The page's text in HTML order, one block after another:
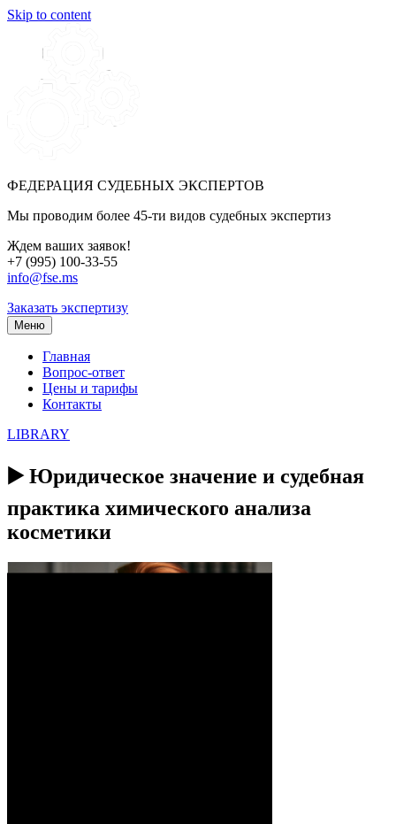
Skip to content
ФЕДЕРАЦИЯ СУДЕБНЫХ ЭКСПЕРТОВ
Мы проводим более 45-ти видов судебных экспертиз
Ждем ваших заявок!
+7 (995) 100-33-55
info@fse.ms
Заказать экспертизу
Меню
Главная
Вопрос-ответ
Цены и тарифы
Контакты
LIBRARY
▶️ Юридическое значение и судебная
практика химического анализа
косметики